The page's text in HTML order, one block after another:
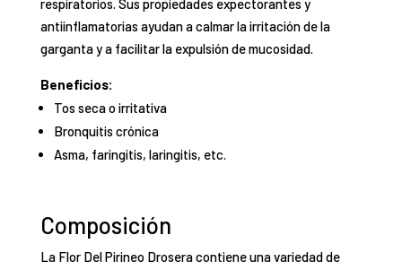
respiratorios. Sus propiedades expectorantes y
antiinflamatorias ayudan a calmar la irritación de la
garganta y a facilitar la expulsión de mucosidad.
Beneficios:
Tos seca o irritativa
Bronquitis crónica
Asma, faringitis, laringitis, etc.
Composición
La Flor Del Pirineo Drosera contiene una variedad de